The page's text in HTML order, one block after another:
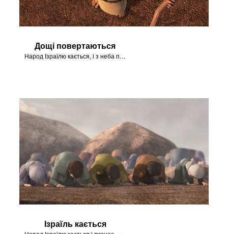
Дощі повертаються
Народ Ізраїлю кається, і з неба починає падати дощ.
Ізраїль кається